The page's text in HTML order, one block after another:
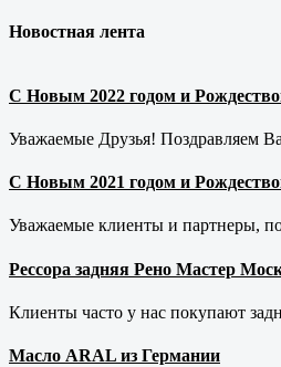
Новостная лента
С Новым 2022 годом и
Уважаемые Друзья! Поздравляем
С Новым 2021 годом и
Уважаемые клиенты и партнеры,
Рессора задняя Рено Мастер
Клиенты часто у нас покупают
Масло ARAL из Германии